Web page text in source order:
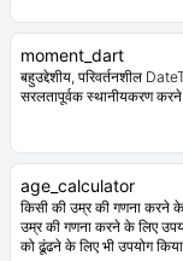
moment_dart
बहुउद्देशीय, परिवर्तनशील
सरलतापूर्वक स्थानीयकरण
age_calculator
किसी की उम्र की गणना करने
उम्र की गणना करने के लिए
को ढूंढने के लिए भी उपयोग